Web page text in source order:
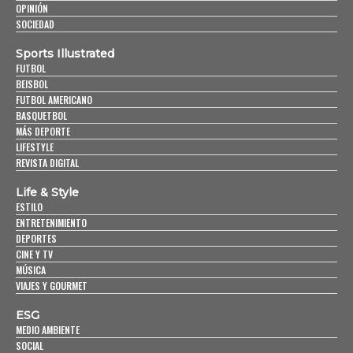
OPINIÓN
SOCIEDAD
Sports Illustrated
FUTBOL
BEISBOL
FUTBOL AMERICANO
BASQUETBOL
MÁS DEPORTE
LIFESTYLE
REVISTA DIGITAL
Life & Style
ESTILO
ENTRETENIMIENTO
DEPORTES
CINE Y TV
MÚSICA
VIAJES Y GOURMET
ESG
MEDIO AMBIENTE
SOCIAL